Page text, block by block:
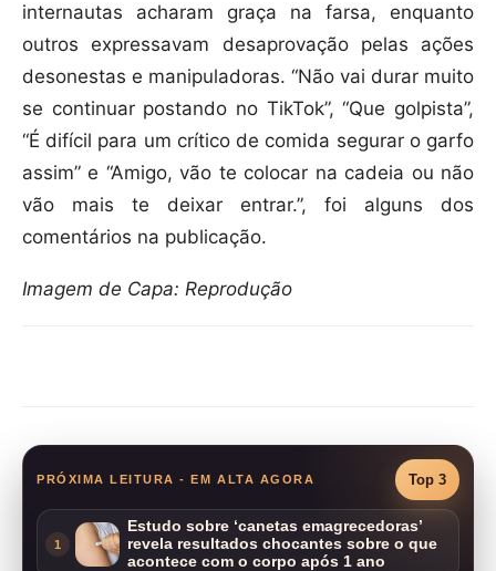
internautas acharam graça na farsa, enquanto
outros expressavam desaprovação pelas ações
desonestas e manipuladoras. “Não vai durar muito
se continuar postando no TikTok”, “Que golpista”,
“É difícil para um crítico de comida segurar o garfo
assim” e “Amigo, vão te colocar na cadeia ou não
vão mais te deixar entrar.”, foi alguns dos
comentários na publicação.
Imagem de Capa: Reprodução
PRÓXIMA LEITURA - EM ALTA AGORA Top 3
1
Estudo sobre ‘canetas emagrecedoras’
revela resultados chocantes sobre o que
acontece com o corpo após 1 ano